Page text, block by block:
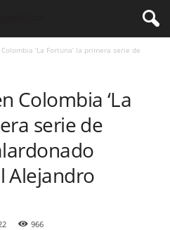
‘La Fortuna’ la primera serie de
Colombia ‘La
serie de
Alejandro
966